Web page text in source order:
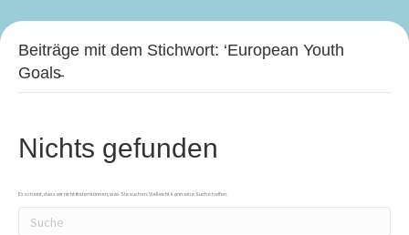
Beiträge mit dem Stichwort: ‘European Youth
Goals̵
Nichts gefunden
Es scheint, dass wir nicht finden können, was Sie suchen. Vielleicht kann eine Suche helfen.